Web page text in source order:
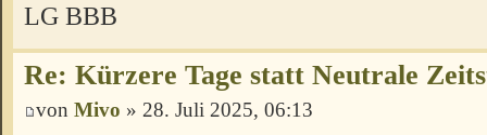
LG BBB
Re: Kürzere Tage statt Neutrale
von Mivo » 28. Juli 2025, 06:13